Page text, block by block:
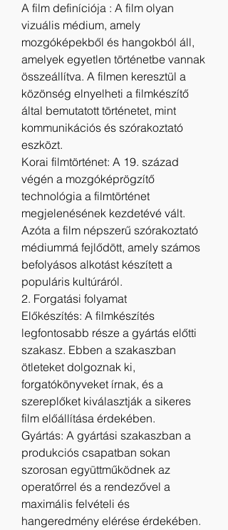
A film definíciója : A film olyan
vizuális médium, amely
mozgóképekből és hangokból áll,
amelyek egyetlen történetbe vannak
összeállítva. A filmen keresztül a
közönség elnyelheti a filmkészítő
által bemutatott történetet, mint
kommunikációs és szórakoztató
eszközt.
Korai filmtörténet: A 19. század
végén a mozgóképrögzítő
technológia a filmtörténet
megjelenésének kezdetévé vált.
Azóta a film népszerű szórakoztató
médiummá fejlődött, amely számos
befolyásos alkotást készített a
populáris kultúráról.
2. Forgatási folyamat
Előkészítés: A filmkészítés
legfontosabb része a gyártás előtti
szakasz. Ebben a szakaszban
ötleteket dolgoznak ki,
forgatókönyveket írnak, és a
szereplőket kiválasztják a sikeres
film előállítása érdekében.
Gyártás: A gyártási szakaszban a
produkciós csapatban sokan
szorosan együttműködnek az
operatőrrel és a rendezővel a
maximális felvételi és
hangeredmény elérése érdekében.